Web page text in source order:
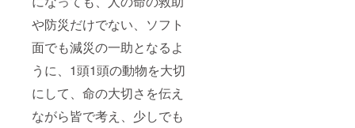
や防災だけでない、ソフト
面でも減災の一助となるよ
うに、1頭1頭の動物を大切
にして、命の大切さを伝え
ながら皆で考え、少しでも